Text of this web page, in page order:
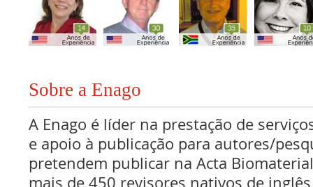
Sobre a Enago
A Enago é líder na prestação de
e apoio à publicação para autores/
pretendem publicar na Acta
mais de 450 revisores nativos de